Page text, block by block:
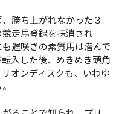
勝ち上がれなかった３
走馬登録を抹消され
遅咲きの素質馬は潜んで
入した後、めきめき頭角
オンディスクも、いわゆ